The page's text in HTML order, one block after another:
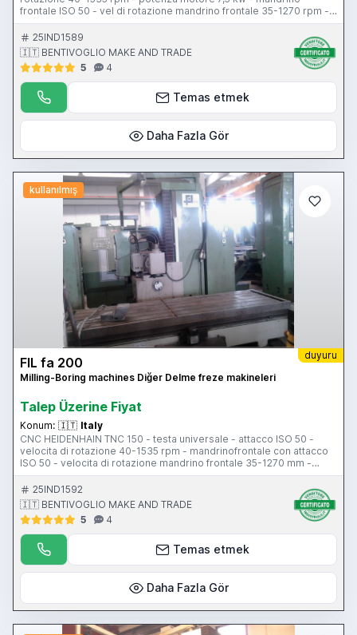
frontale ISO 50 - vel di rotazione mandrino frontale 35-1270 rpm -
potenza motore mandrino frontale HP 15 - tavola 700x2400 mm -
corsa longitudinale 2000 mm - corsa trasversale tavola 750 mm -
corsa trasversale slittone 650 mm - corsa verticale 1000 mm -
pensile di comando - peso 10000 kg
25IND1589
🇮🇹 BENTIVOGLIO MAKE AND TRADE
5
4
Temas etmek
Daha Fazla Gör
kullanılmış
duyuru
FIL fa 200
Milling-Boring machines Diğer Delme freze makineleri
Talep Üzerine Fiyat
Konum: 🇮🇹 Italy
CNC HEIDENHAIN TNC 150 - testa universale - attacco ISO 50 -
velocita di rotazione 40-1535 rpm - mandrinofrontale con attacco
ISO 50 - velocita di rotazione mandrino frontale 35-1270 mm -
tavola 700x2400 mm - corsa longitudinale tavola 2000 mm - corsa
trasversale tavola 750 mm - corsa trasversale slittone 900 mm -
corsa verticale 1000 mm - pensile di comando
25IND1592
🇮🇹 BENTIVOGLIO MAKE AND TRADE
5
4
Temas etmek
Daha Fazla Gör